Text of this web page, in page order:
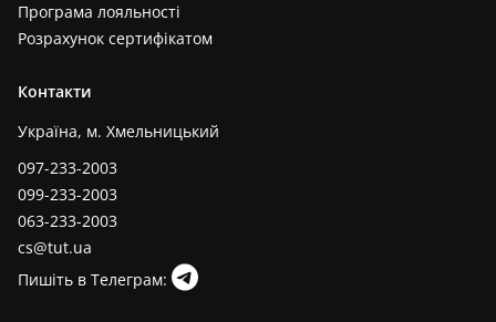
Програма лояльності
Розрахунок сертифікатом
Контакти
Україна, м. Хмельницький
097-233-2003
099-233-2003
063-233-2003
cs@tut.ua
Пишіть в Телеграм: